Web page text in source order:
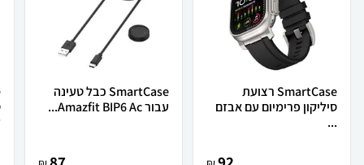
SmartCase רצועת
סיליקון פרימיום עם אבזם
...
SmartCase כבל טעינה
עבור Amazfit BIP6 Ac...